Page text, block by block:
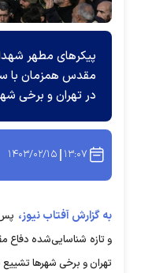
پیکر‌های مطهر
مقدس همزمان با
در تهران و برخی
۱۳:۰۷ ۱۴۰۳/۰۲/۱۵
به گزارش آفتاب نیوز، پس
تهران و برخی شهر‌ها